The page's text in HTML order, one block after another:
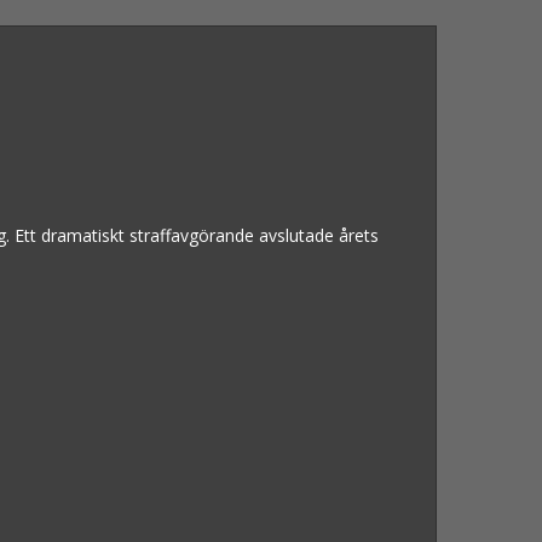
Ett dramatiskt straffavgörande avslutade årets